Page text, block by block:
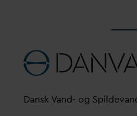
Dansk Vand- og Spildev